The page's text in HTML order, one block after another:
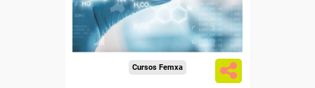
Sector
-Industria Química.
Cursos Femxa